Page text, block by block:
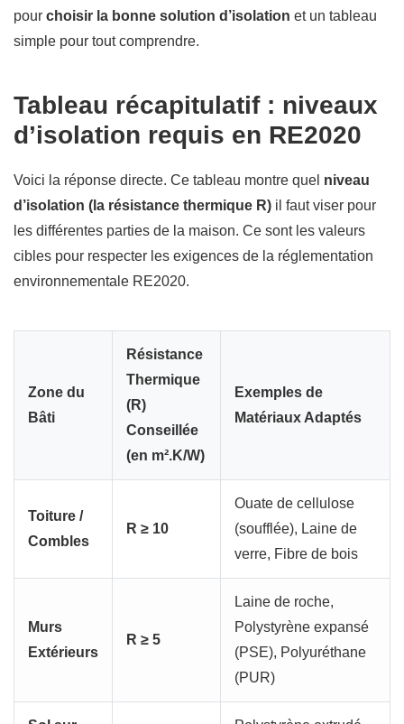
pour choisir la bonne solution d’isolation et un tableau
simple pour tout comprendre.
Tableau récapitulatif : niveaux
d’isolation requis en RE2020
Voici la réponse directe. Ce tableau montre quel niveau
d’isolation (la résistance thermique R) il faut viser pour
les différentes parties de la maison. Ce sont les valeurs
cibles pour respecter les exigences de la réglementation
environnementale RE2020.
Zone du
Bâti
Résistance
Thermique
(R)
Conseillée
(en m².K/W)
Exemples de
Matériaux Adaptés
Toiture /
Combles
R ≥ 10
Ouate de cellulose
(soufflée), Laine de
verre, Fibre de bois
Murs
Extérieurs
R ≥ 5
Laine de roche,
Polystyrène expansé
(PSE), Polyuréthane
(PUR)